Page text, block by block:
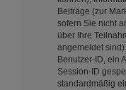
Beiträge (zur
sofern Sie nicht
über Ihre
angemeldet
Benutzer-ID, ein
Session-ID
standardmäßig